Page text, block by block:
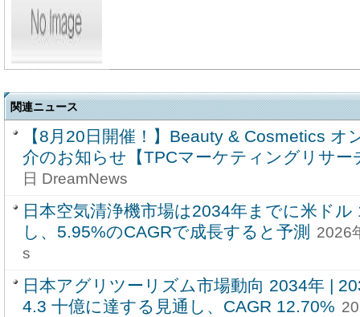
関連ニュース
【8月20日開催！】Beauty & Cosmetics オ
介のお知らせ【TPCマーケティングリサー
日 DreamNews
日本空気清浄機市場は2034年までに米ド
し、5.95%のCAGRで成長すると予測
2026
s
日本アグリツーリズム市場動向 2034年 |
4.3 十億に達する見通し、CAGR 12.70%